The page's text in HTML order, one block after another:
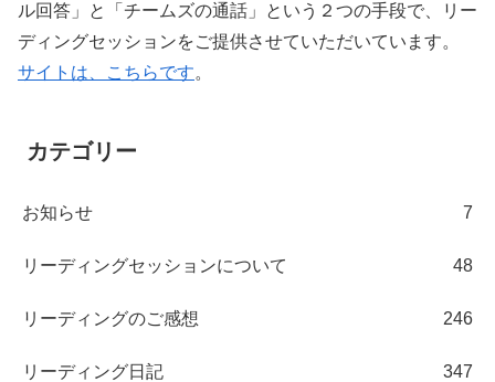
ル回答」と「チームズの通話」という２つの手段で、リー
ディングセッションをご提供させていただいています。
サイトは、こちらです。
カテゴリー
お知らせ 7
リーディングセッションについて 48
リーディングのご感想 246
リーディング日記 347